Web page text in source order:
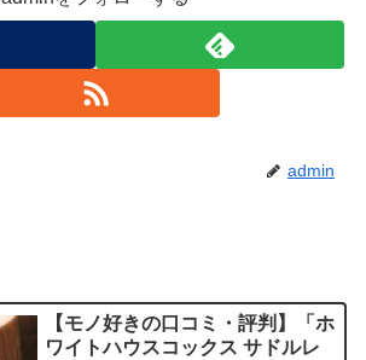
admin
【モノ好きの口コミ・評判】「ホ
ワイトハウスコックス サドルレ